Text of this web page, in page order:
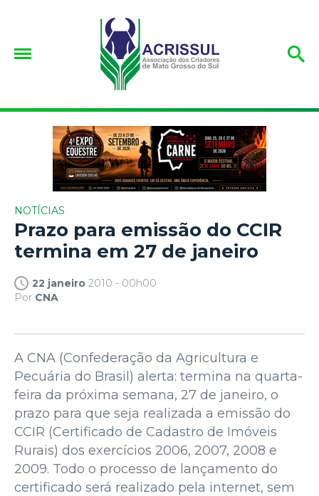
NOTÍCIAS
Prazo para emissão do CCIR
termina em 27 de janeiro
22 janeiro 2010 - 00h00
Por CNA
A CNA (Confederação da Agricultura e
Pecuária do Brasil) alerta: termina na quarta-
feira da próxima semana, 27 de janeiro, o
prazo para que seja realizada a emissão do
CCIR (Certificado de Cadastro de Imóveis
Rurais) dos exercícios 2006, 2007, 2008 e
2009. Todo o processo de lançamento do
certificado será realizado pela internet, sem